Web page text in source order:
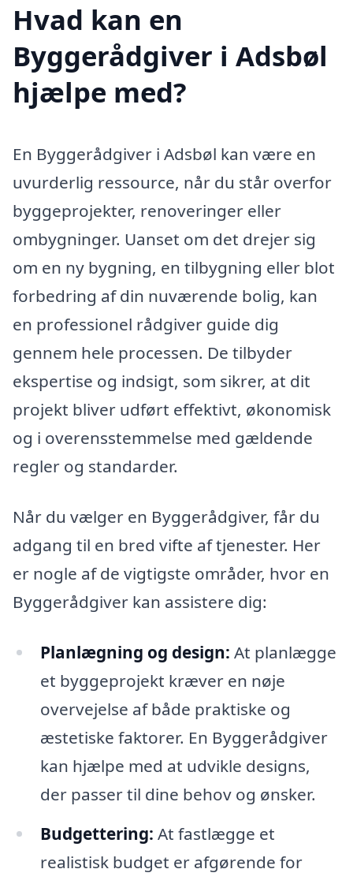
Hvad kan en
Byggerådgiver i Adsbøl
hjælpe med?
En Byggerådgiver i Adsbøl kan være en
uvurderlig ressource, når du står overfor
byggeprojekter, renoveringer eller
ombygninger. Uanset om det drejer sig
om en ny bygning, en tilbygning eller blot
forbedring af din nuværende bolig, kan
en professionel rådgiver guide dig
gennem hele processen. De tilbyder
ekspertise og indsigt, som sikrer, at dit
projekt bliver udført effektivt, økonomisk
og i overensstemmelse med gældende
regler og standarder.
Når du vælger en Byggerådgiver, får du
adgang til en bred vifte af tjenester. Her
er nogle af de vigtigste områder, hvor en
Byggerådgiver kan assistere dig:
Planlægning og design: At planlægge
et byggeprojekt kræver en nøje
overvejelse af både praktiske og
æstetiske faktorer. En Byggerådgiver
kan hjælpe med at udvikle designs,
der passer til dine behov og ønsker.
Budgettering: At fastlægge et
realistisk budget er afgørende for